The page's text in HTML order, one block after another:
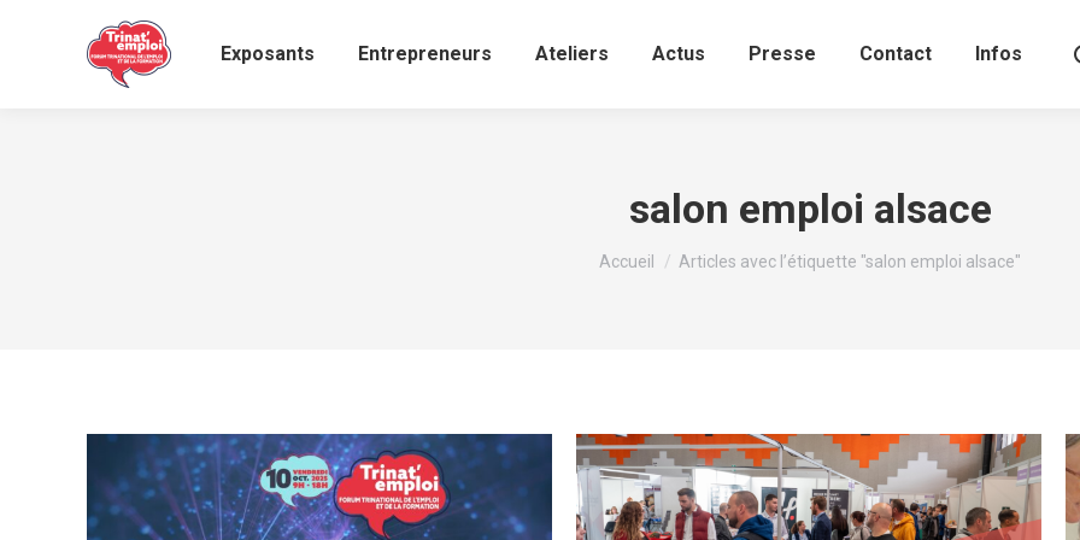
Exposants Entrepreneurs Ateliers Actus Presse Contact Infos
salon emploi alsace
Vous êtes ici :
Accueil Articles avec l’étiquette "salon emploi alsace"